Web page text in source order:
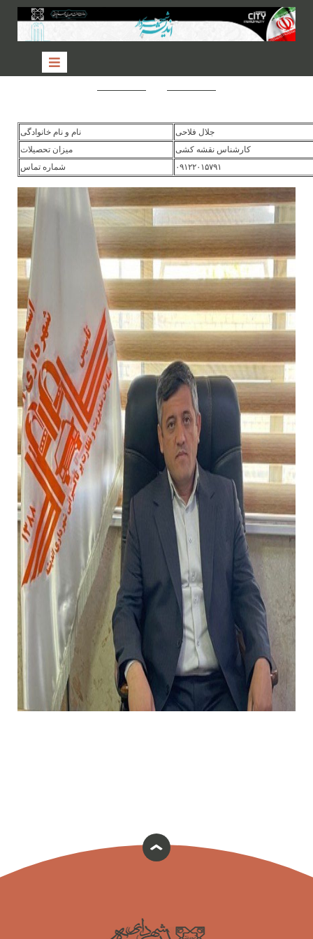
نام و نام خانوادگی
جلال فلاحی
میزان تحصیلات
کارشناس نقشه کشی
شماره تماس
۰۹۱۲۲۰۱۵۷۹۱